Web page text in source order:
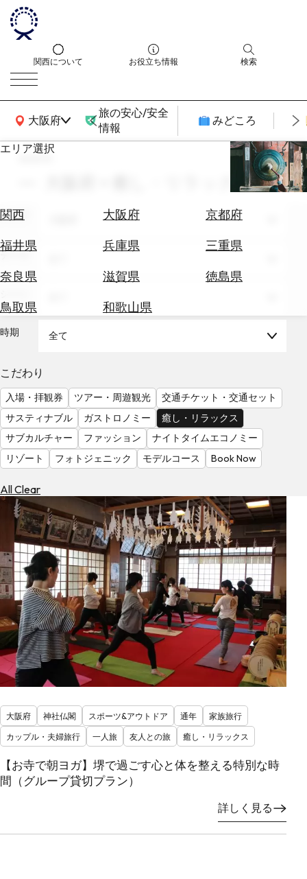
関西について お役立ち情報 検索
大阪府
関西広域MAP
旅の安心/安全
情報
みどころ
エリア選択
関西 大阪府
京都府
福井県
兵庫県
三重県
奈良県
滋賀県
徳島県
鳥取県
和歌山県
エ
券
テ
を
調
べ
る
天
気
を
見
る
search
大阪府 × 癒し・リラックス
エリア
テーマ
時期 全て
こだわり
入場・拝観券 ツアー・周遊観光
交通チケット・交通セット
サスティナブル
ガストロノミー
癒し・リラックス
サブカルチャー
ファッション
ナイトタイムエコノミー
リゾート
フォトジェニック モデルコース Book Now
All Clear
大阪府 神社仏閣 スポーツ&アウトドア 通年
家族旅行
カップル・夫婦旅行
一人旅 友人との旅 癒し・リラックス
【お寺で朝ヨガ】堺で過ごす心と体を整える特別な時
間（グループ貸切プラン）
詳しく見る